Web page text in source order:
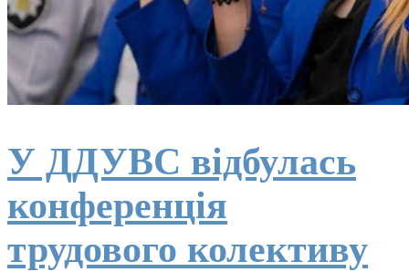
У ДДУВС відбулась
конференція
трудового колективу